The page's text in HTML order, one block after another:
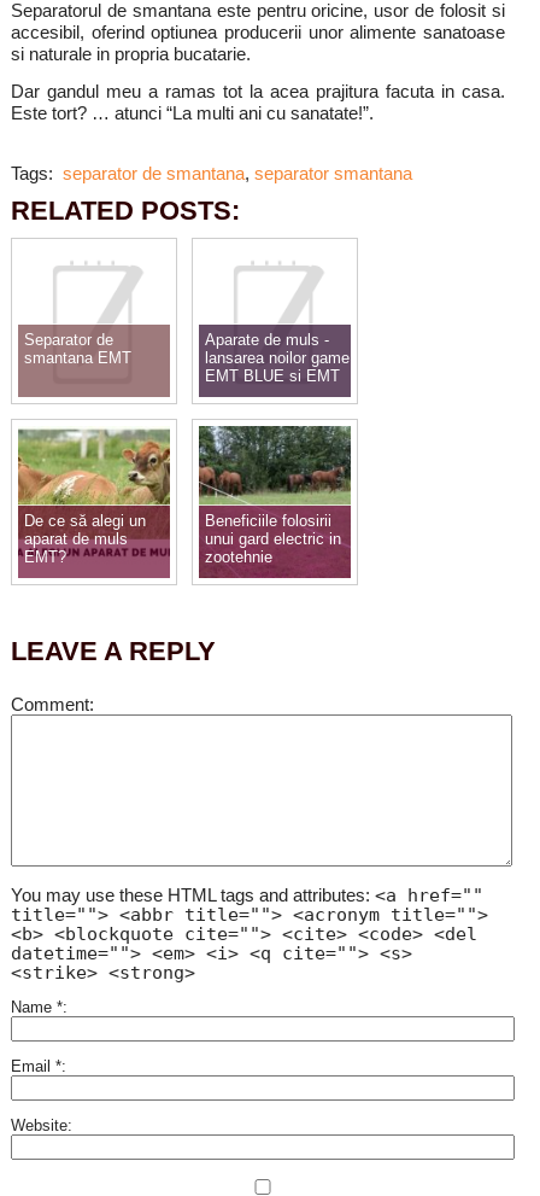
Separatorul de smantana este pentru oricine, usor de folosit si
accesibil, oferind optiunea producerii unor alimente sanatoase
si naturale in propria bucatarie.
Dar gandul meu a ramas tot la acea prajitura facuta in casa.
Este tort? … atunci “La multi ani cu sanatate!”.
Tags: separator de smantana, separator smantana
RELATED POSTS:
Separator de
smantana EMT
Aparate de muls -
lansarea noilor game
EMT BLUE si EMT
Melasty
De ce să alegi un
aparat de muls
EMT?
Beneficiile folosirii
unui gard electric in
zootehnie
LEAVE A REPLY
Comment
You may use these HTML tags and attributes: <a href=""
title=""> <abbr title=""> <acronym title="">
<b> <blockquote cite=""> <cite> <code> <del
datetime=""> <em> <i> <q cite=""> <s>
<strike> <strong>
Name *
Email *
Website